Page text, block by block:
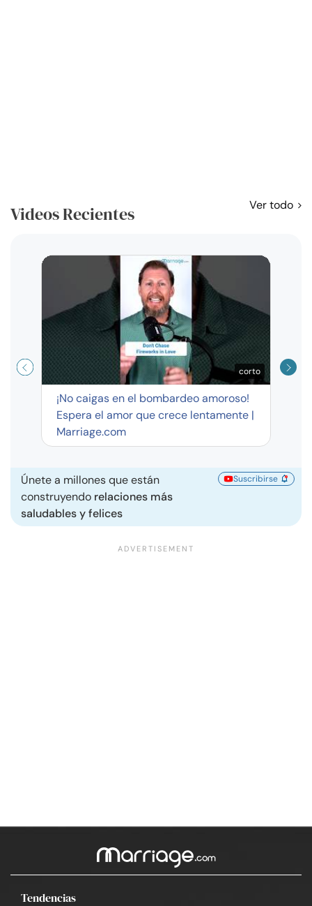
Videos Recientes Ver todo
corto
¡No caigas en el bombardeo amoroso!
Espera el amor que crece lentamente |
Marriage.com
Únete a millones que están
construyendo relaciones más
saludables y felices
Suscribirse
Tendencias